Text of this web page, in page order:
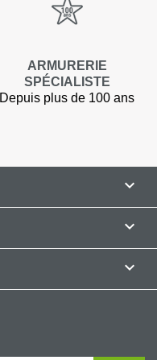
(3
ARMURERIE
SPÉCIALISTE
Depuis plus de 100 ans


